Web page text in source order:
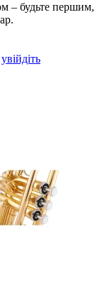
– будьте першим,
увійдіть